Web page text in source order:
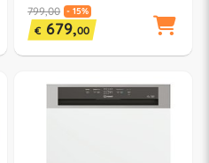
799,00 - 15%
€ 679,00